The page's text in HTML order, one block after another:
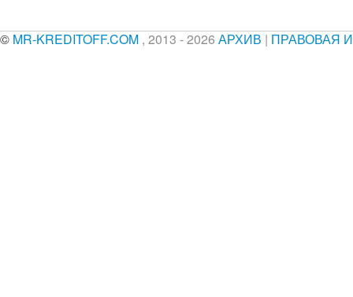
© MR-KREDITOFF.COM , 2013 - 2026 АРХИВ | ПРАВОВАЯ